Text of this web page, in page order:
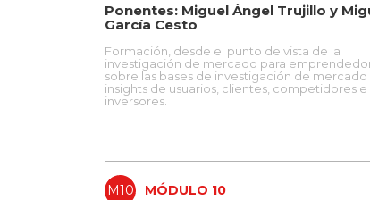
Ponentes: Miguel Ángel Trujillo y
García Cesto
Formación, desde el punto de vista de la
investigación de mercado para
sobre las bases de investigación de mercado
insights de usuarios, clientes, competidores e
inversores.
M10 MÓDULO 10